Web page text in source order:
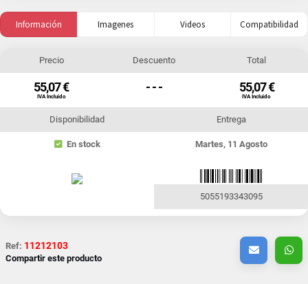
Información Imagenes Videos Compatibilidad
Precio
55,07 €
IVA Incluido
Descuento
- - -
Total
55,07 €
IVA Incluido
Disponibilidad
En stock
Entrega
Martes, 11 Agosto
5055193343095
Ref: 11212103
Compartir este producto